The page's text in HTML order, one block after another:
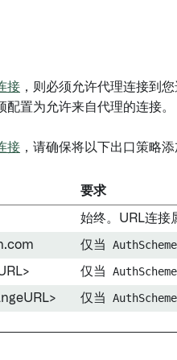
接 ，则必须允许代理连接到
配置为允许来自代理的连接。
接 ，请确保将以下出口策略
要求
始终。URL连接
仅当
仅当
仅当